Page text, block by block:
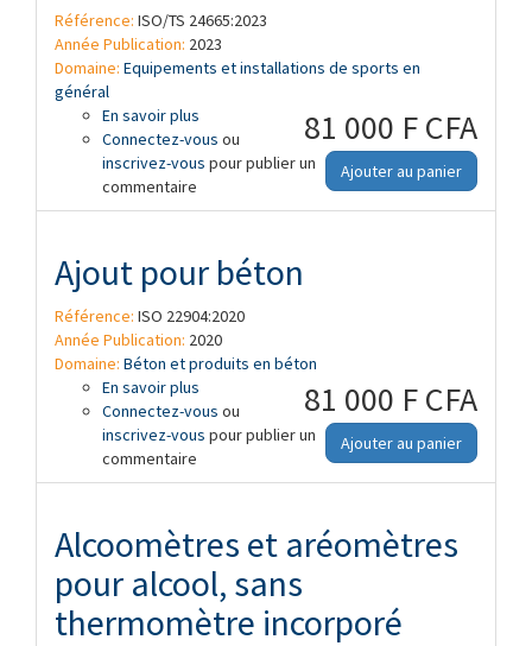
Référence: ISO/TS 24665:2023
Année Publication: 2023
Domaine: Equipements et installations de sports en
général
81 000 F CFA
Ajouter au panier
En savoir plus à propos de Aires de jeux et de loisirs —
Cadre définissant les compétences des
inspecteurs des aires de jeux et des
techniciens en assurant la maintenance
Connectez-vous ou
inscrivez-vous pour publier un
commentaire
Ajout pour béton
Référence: ISO 22904:2020
Année Publication: 2020
Domaine: Béton et produits en béton
81 000 F CFA
Ajouter au panier
En savoir plus à propos de Ajout pour béton
Connectez-vous ou
inscrivez-vous pour publier un
commentaire
Alcoomètres et aréomètres
pour alcool, sans
thermomètre incorporé